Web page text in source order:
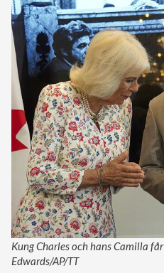
Kung Charles och hans Camilla
Edwards/AP/TT